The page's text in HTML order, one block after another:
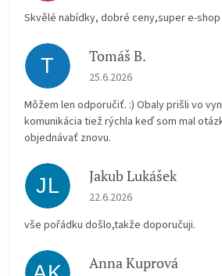
Skvělé nabídky, dobré ceny,super e-shop
T Tomáš B.
Hodnocení obchodu je 5 z 5
25.6.2026
Môžem len odporučiť. :) Obaly prišli vo
komunikácia tiež rýchla keď som mal
objednávať znovu.
JL Jakub Lukášek
Hodnocení obchodu je 5 z 5
22.6.2026
vše pořádku došlo,takže doporučuji.
Anna Kuprová